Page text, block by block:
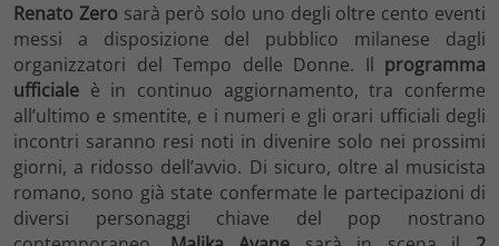
Renato Zerosarà però solo uno degli oltre cento eventi
messi a disposizione del pubblico milanese dagli
organizzatori del Tempo delle Donne. Il programma
ufficiale è in continuo aggiornamento, tra conferme
all’ultimo e smentite, e i numeri e gli orari ufficiali degli
incontri saranno resi noti in divenire solo nei prossimi
giorni, a ridosso dell’avvio. Di sicuro, oltre al musicista
romano, sono già state confermate le partecipazioni di
diversi personaggi chiave del pop nostrano